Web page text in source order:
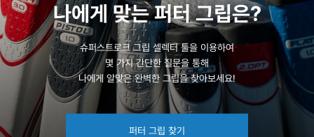
나에게 맞는 퍼터 그립은?
슈퍼스트로크 그립 셀렉터 툴을 이용하여
몇 가지 간단한 질문을 통해
나에게 알맞은 완벽한 그립을 찾아보세요!
퍼터 그립 찾기